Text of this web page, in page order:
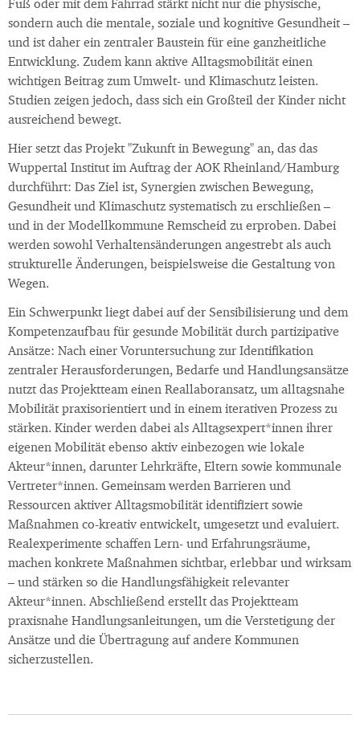
Fuß oder mit dem Fahrrad stärkt nicht nur die physische,
sondern auch die mentale, soziale und kognitive Gesundheit –
und ist daher ein zentraler Baustein für eine ganzheitliche
Entwicklung. Zudem kann aktive Alltagsmobilität einen
wichtigen Beitrag zum Umwelt- und Klimaschutz leisten.
Studien zeigen jedoch, dass sich ein Großteil der Kinder nicht
ausreichend bewegt.
Hier setzt das Projekt "Zukunft in Bewegung" an, das das
Wuppertal Institut im Auftrag der AOK Rheinland/Hamburg
durchführt: Das Ziel ist, Synergien zwischen Bewegung,
Gesundheit und Klimaschutz systematisch zu erschließen –
und in der Modellkommune Remscheid zu erproben. Dabei
werden sowohl Verhaltensänderungen angestrebt als auch
strukturelle Änderungen, beispielsweise die Gestaltung von
Wegen.
Ein Schwerpunkt liegt dabei auf der Sensibilisierung und dem
Kompetenzaufbau für gesunde Mobilität durch partizipative
Ansätze: Nach einer Voruntersuchung zur Identifikation
zentraler Herausforderungen, Bedarfe und Handlungsansätze
nutzt das Projektteam einen Reallaboransatz, um alltagsnahe
Mobilität praxisorientiert und in einem iterativen Prozess zu
stärken. Kinder werden dabei als Alltagsexpert*innen ihrer
eigenen Mobilität ebenso aktiv einbezogen wie lokale
Akteur*innen, darunter Lehrkräfte, Eltern sowie kommunale
Vertreter*innen. Gemeinsam werden Barrieren und
Ressourcen aktiver Alltagsmobilität identifiziert sowie
Maßnahmen co-kreativ entwickelt, umgesetzt und evaluiert.
Realexperimente schaffen Lern- und Erfahrungsräume,
machen konkrete Maßnahmen sichtbar, erlebbar und wirksam
– und stärken so die Handlungsfähigkeit relevanter
Akteur*innen. Abschließend erstellt das Projektteam
praxisnahe Handlungsanleitungen, um die Verstetigung der
Ansätze und die Übertragung auf andere Kommunen
sicherzustellen.